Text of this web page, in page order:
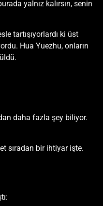
yalnız kalırsın, senin
tartışıyorlardı ki üst
Hua Yuezhu, onların
daha fazla şey biliyor.
sıradan bir ihtiyar işte.